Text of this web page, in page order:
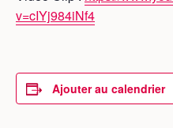
v=cIYj984iNf4
Ajouter au calendrier